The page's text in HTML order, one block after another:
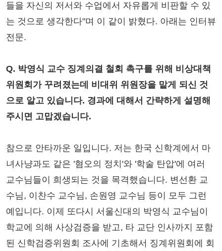
들을 자신의 저서와 수업에서 자유롭게 비판할 수 있
는 것으로 생각한다"며 이 같이 밝혔다. 아래는 인터뷰
전문.
Q. 박영식 교수 징계의결 철회 촉구를 위해 비상대책
위원회가 꾸려졌는데 비대위 위원장을 맡게 되신 것
으로 알고 있습니다. 경과에 대해서 간략하게 설명해
주시면 고맙겠습니다.
참으로 안타까운 일입니다. 저는 한국 신학계에서 마
녀사냥과도 같은 '혐오의 정치'와 '학술 탄압'에 여러
교수님들이 희생되는 것을 목격했습니다. 변선환 교
수님, 이찬수 교수님, 손원영 교수님 등이 모두 그런
예입니다. 이제 또다시 서울신대의 박영식 교수님이
학교에 의해 사상검증을 받고, 타 교단 인사까지 포함
된 신학검증위원회 조사에 기초해서 징계위원회에 회